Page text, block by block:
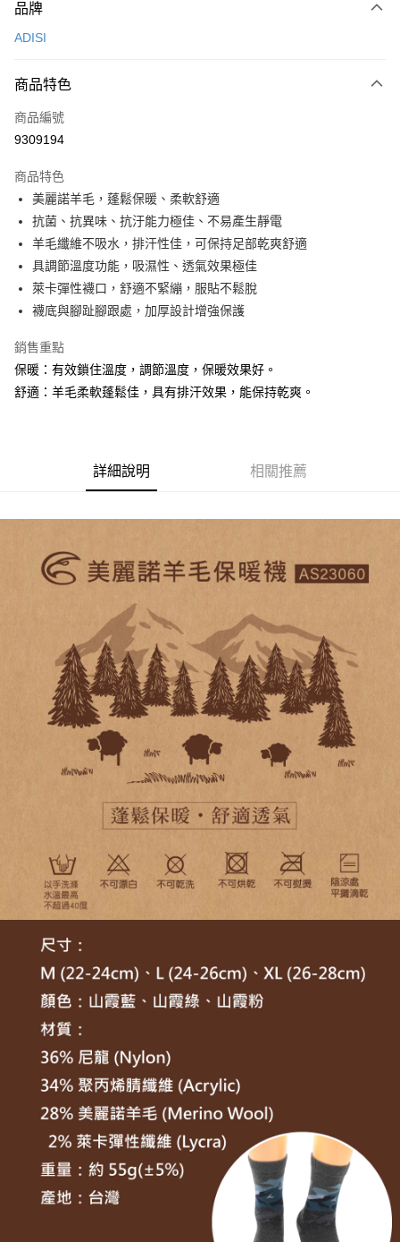
信用卡一次付款
LINE Pay
Apple Pay
悠遊付
Google Pay
全盈+PAY
大哥付你分期
相關說明
1.本服務由台灣大哥大提供，台灣大哥大用戶可立即使用無須另外申請。
流程，驗證手機門號後，選擇欲分期的期數、繳款截止日，確認付款後即完
成交易。
【繳款方式說明】
1.分期款項不併入電信帳單，「大哥付你分期」於每月結算日後寄送繳費提
2.透過簡訊連結打開帳單後，可選擇「超商條碼／台灣大直營門市／銀行轉
【注意事項】
1.本服務係由「台灣大哥大股份有限公司」（以下簡稱本公司）所提供，讓
買賣價金債權讓與本公司後，依約使用本公司帳單繳交帳款。
2.基於同意付款使用「大哥付你分期」之契約關係目的，商店將以您的個人
資料（包含姓名、電話或地址）提供予台灣大哥大進項蒐集、處理及利用，
由本公司與您本人進行分期帳單所需資料之確認、核對及更正。
3.完整用戶服務條款，請詳閱以下連結：https://oppay.tw/userRule
AFTEE先享後付
相關說明
AFTEE先享後付是「在收到商品之後才付款」的支付方式。 讓您購物簡單
３．安心：先確認商品／服務後，再付款。
【「AFTEE先享後付」結帳流程】
３．收到繳費通知簡訊後14天內，點擊此簡訊中的連結，可透過四大超商／
ATM／網路銀行／等多元方式進行付款，方視為交易完成。
購買商品的店家。未經商家同意取消之訂單仍視為有效，需透過AFTEE先享
後付繳納相關費用。
※ 交易是否成功請以「AFTEE先享後付 」之結帳頁面顯示為準，若有關於
是否繳費成功／繳費後需取消欲退款等相關疑問，請聯繫「AFTEE先享後付
客戶支援中心」https://netprotections.freshdesk.com/support/home
【注意事項】
１．透過由恩沛科技股份有限公司提供之「AFTEE先享後付」服務完成之交
易，需依本服務之必要範圍內提供個人資料，並將交易相關給付款項請求債
權轉讓予恩沛科技股份有限公司。
２．關於個人資料處理事宜，請瀏覽以下網址：
https://aftee.tw/terms/#terms3
３．未成年的使用者請事先徵得法定代理人或監護人之同意方可使用
「AFTEE先享後付」，若未經同意申辦者引起之損失，本公司不負相關責
４．使用「AFTEE先享後付」時，將依據個別帳號之用戶狀況，依本公司即
時審查核予不同之上限額度；若仍有額度不足之情形，本公司將視審查結果
請求用戶進行身份認證。
５．嚴禁一人註冊多個帳號或使用他人資訊註冊。若發現惡意使用之情形，
恩沛科技股份有限公司將有權停止該用戶之使用額度並採取法律行動。
ATM付款
7-11取貨付款
每筆NT$60，滿NT$799(含以上)免運費
每筆NT$100，滿NT$799(含以上)免運費
付款後門市自取
貨到付款
每筆NT$130，滿NT$3,000(含以上)免運費
品牌
ADISI
商品特色
商品編號
9309194
商品特色
美麗諾羊毛，蓬鬆保暖、柔軟舒適
抗菌、抗異味、抗汙能力極佳、不易產生靜電
羊毛纖維不吸水，排汗性佳，可保持足部乾爽舒適
具調節溫度功能，吸濕性、透氣效果極佳
萊卡彈性襪口，舒適不緊繃，服貼不鬆脫
襪底與腳趾腳跟處，加厚設計增強保護
銷售重點
保暖：有效鎖住溫度，調節溫度，保暖效果好。
舒適：羊毛柔軟蓬鬆佳，具有排汗效果，能保持乾爽。
詳細說明 相關推薦